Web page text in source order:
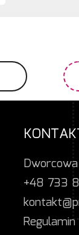
+48 733
Regulamin